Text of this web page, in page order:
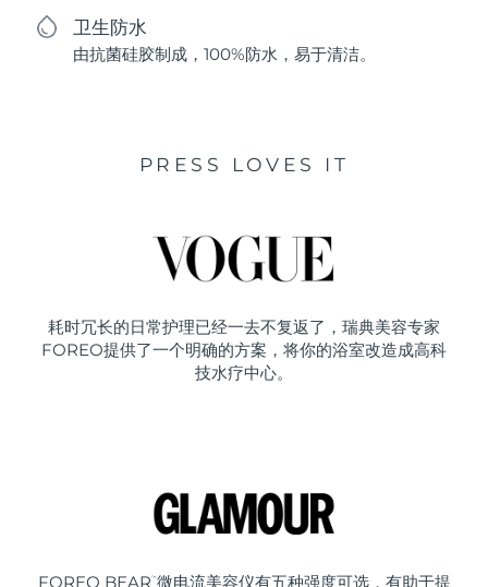
卫生防水
由抗菌硅胶制成，100%防水，易于清洁。
PRESS LOVES IT
耗时冗长的日常护理已经一去不复返了，瑞典美容专家
FOREO提供了一个明确的方案，将你的浴室改造成高科
技水疗中心。
FOREO BEAR ™ 微电流美容仪有五种强度可选，有助于提